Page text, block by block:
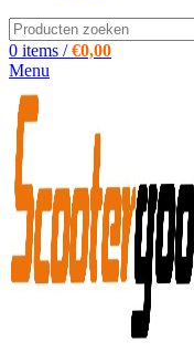
0 items / €0,00
Menu